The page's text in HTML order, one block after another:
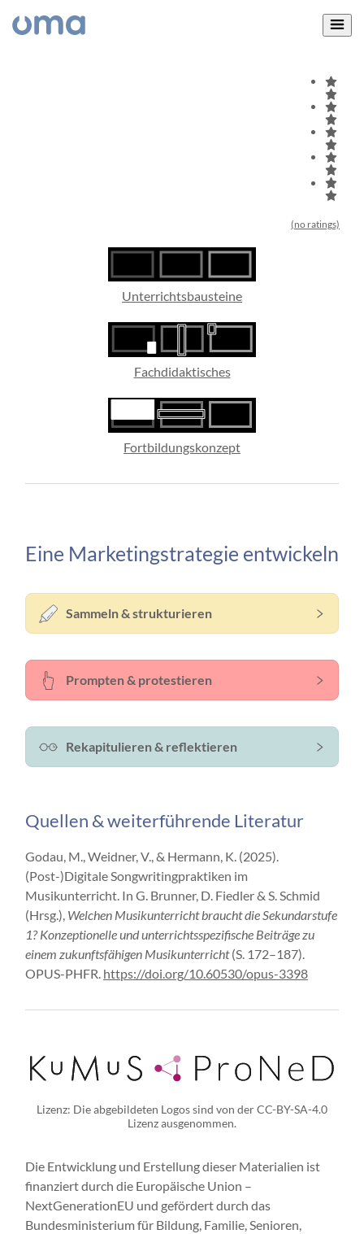
(no ratings)
Unterrichtsbausteine
Fachdidaktisches
Fortbildungskonzept
Eine Marketingstrategie entwickeln
Sammeln & strukturieren
Prompten & protestieren
Rekapitulieren & reflektieren
Quellen & weiterführende Literatur
Godau, M., Weidner, V., & Hermann, K. (2025).
(Post-)Digitale Songwritingpraktiken im
Musikunterricht. In G. Brunner, D. Fiedler & S. Schmid
(Hrsg.), Welchen Musikunterricht braucht die Sekundarstufe
1? Konzeptionelle und unterrichtsspezifische Beiträge zu
einem zukunftsfähigen Musikunterricht(S. 172–187).
OPUS-PHFR. https://doi.org/10.60530/opus-3398
Lizenz: Die abgebildeten Logos sind von der CC-BY-SA-4.0
Lizenz ausgenommen.
Die Entwicklung und Erstellung dieser Materialien ist
finanziert durch die Europäische Union –
NextGenerationEU und gefördert durch das
Bundesministerium für Bildung, Familie, Senioren,